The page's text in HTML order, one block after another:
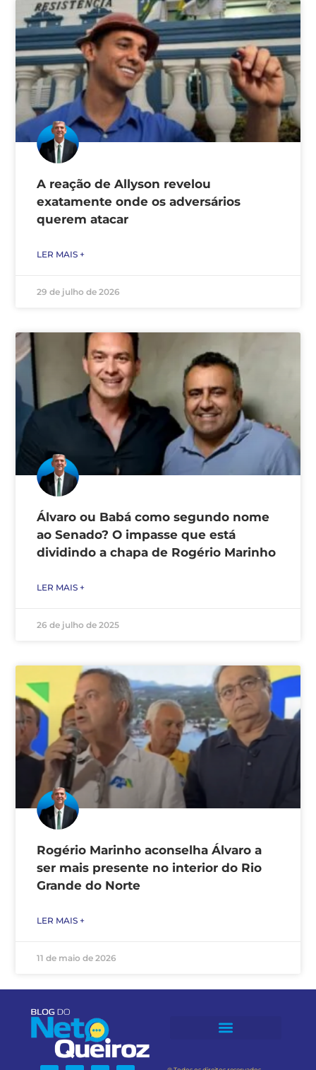
A reação de Allyson revelou
exatamente onde os adversários
querem atacar
LER MAIS +
29 de julho de 2026
Álvaro ou Babá como segundo nome
ao Senado? O impasse que está
dividindo a chapa de Rogério Marinho
LER MAIS +
26 de julho de 2025
Rogério Marinho aconselha Álvaro a
ser mais presente no interior do Rio
Grande do Norte
LER MAIS +
11 de maio de 2026